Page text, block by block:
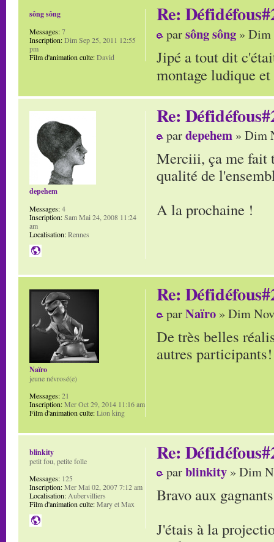
Re:
parsông sông » Dim
Jipé a tout dit
montage ludique
sông sông
Messages:7
Inscription:Dim Sep 25, 2011 12:55
pm
Film d'animation culte:David
Re:
pardepehem » Dim
Merciii, ça me fait
qualité de
A la prochaine !
depehem
Messages:4
Inscription:Sam Mai 24, 2008 11:24
am
Localisation:Rennes
Re:
parNaïro » Dim
De très belles
autres participants!
Naïro
jeune névrosé(e)
Messages:21
Inscription:Mer Oct 29, 2014 11:16 am
Film d'animation culte:Lion king
Re:
parblinkity » Dim
Bravo aux
J'étais à la
blinkity
petit fou, petite folle
Messages: 125
Inscription:Mer Mai 02, 2007 7:12 am
Localisation: Aubervilliers
Film d'animation culte:Mary et Max